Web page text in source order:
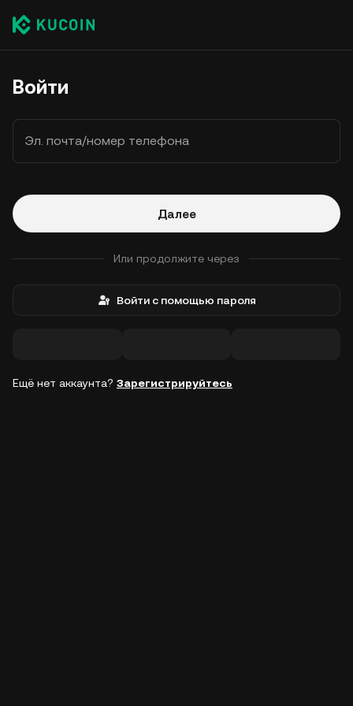
Войти
Эл. почта/номер телефона
Далее
Или продолжите через
Войти с помощью пароля
Ещё нет аккаунта? Зарегистрируйтесь